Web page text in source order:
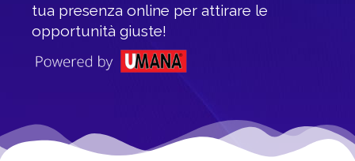
tua presenza online per attirare le
opportunità giuste!